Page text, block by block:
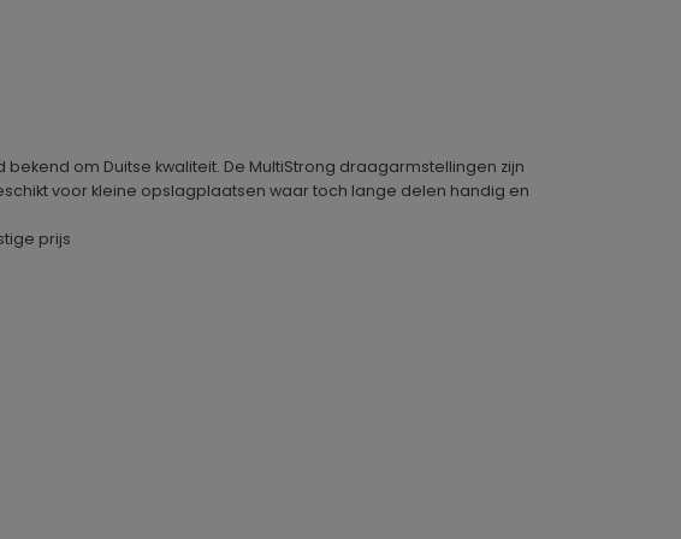
om Duitse kwaliteit. De MultiStrong draagarmstellingen zijn
voor kleine opslagplaatsen waar toch lange delen handig en
prijs